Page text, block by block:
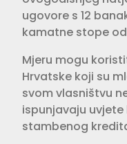
ugovore s 12
kamatne stope
Mjeru mogu
Hrvatske koji su
svom vlasništvu
ispunjavaju
stambenog